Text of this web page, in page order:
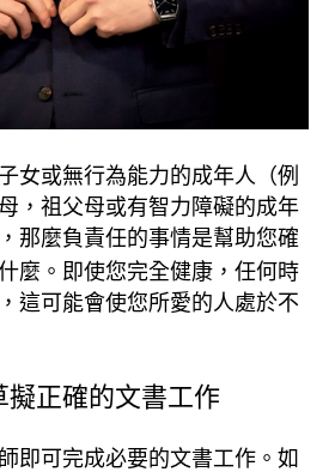
女或無行為能力的成年人（例
，祖父母或有智力障礙的成年
那麼負責任的事情是幫助您確
麼。即使您完全健康，任何時
這可能會使您所愛的人處於不
擬正確的文書工作
即可完成必要的文書工作。如